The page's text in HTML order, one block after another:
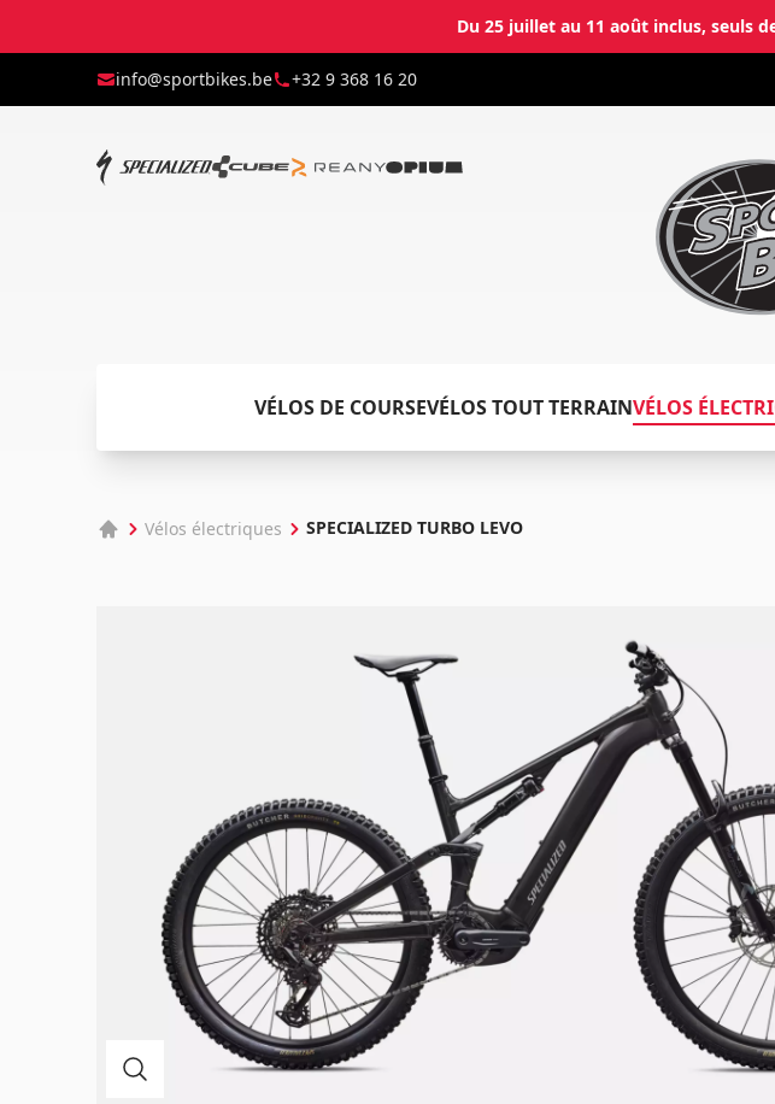
Du 25 juillet au 11 août inclus, seuls
info@sportbikes.be +32 9 368 16 20
VÉLOS DE COURSEVÉLOS TOUT TERRAINVÉLOS
Vélos électriques SPECIALIZED TURBO LEVO
Se souvenir de moi